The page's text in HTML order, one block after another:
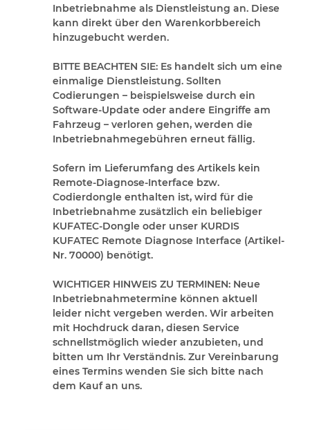
Inbetriebnahme als Dienstleistung an. Diese
kann direkt über den Warenkorbbereich
hinzugebucht werden.
BITTE BEACHTEN SIE: Es handelt sich um eine
einmalige Dienstleistung. Sollten
Codierungen – beispielsweise durch ein
Software-Update oder andere Eingriffe am
Fahrzeug – verloren gehen, werden die
Inbetriebnahmegebühren erneut fällig.
Sofern im Lieferumfang des Artikels kein
Remote-Diagnose-Interface bzw.
Codierdongle enthalten ist, wird für die
Inbetriebnahme zusätzlich ein beliebiger
KUFATEC-Dongle oder unser KURDIS
KUFATEC Remote Diagnose Interface (Artikel-
Nr. 70000) benötigt.
WICHTIGER HINWEIS ZU TERMINEN: Neue
Inbetriebnahmetermine können aktuell
leider nicht vergeben werden. Wir arbeiten
mit Hochdruck daran, diesen Service
schnellstmöglich wieder anzubieten, und
bitten um Ihr Verständnis. Zur Vereinbarung
eines Termins wenden Sie sich bitte nach
dem Kauf an uns.